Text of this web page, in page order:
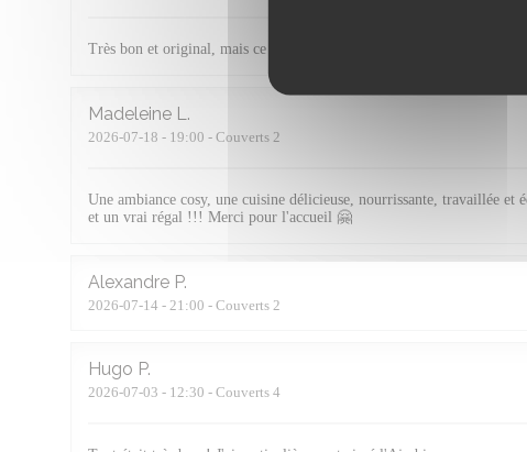
Très bon et original, mais ce n’est pas pas assez copieux
Madeleine L
2026-07-18 - 19:00 - Couverts 2
Une ambiance cosy, une cuisine délicieuse, nourrissante, travaillée et
et un vrai régal !!! Merci pour l'accueil 🤗
Alexandre P
2026-07-14 - 21:00 - Couverts 2
Hugo P
2026-07-03 - 12:30 - Couverts 4